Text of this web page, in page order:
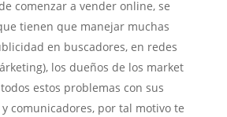
comenzar a vender online, se
tienen que manejar muchas
en buscadores, en redes
los dueños de los market
estos problemas con sus
comunicadores, por tal motivo te